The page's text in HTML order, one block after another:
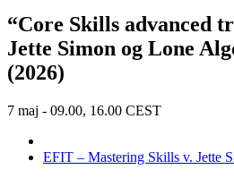
“Core Skills advanced
Jette Simon og Lone
(2026)
7 maj - 09.00, 16.00 CEST
EFIT – Mastering Skills v. Jette